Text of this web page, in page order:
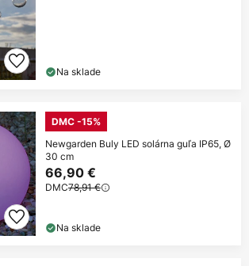
Na sklade
DMC -15%
Newgarden Buly LED solárna guľa IP65, Ø
30 cm
66,90 €
DMC78,91 €
Na sklade